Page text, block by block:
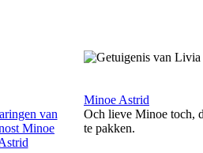
Minoe Astrid
Och lieve Minoe toch,
te pakken.